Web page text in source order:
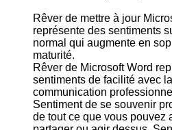
Rêver de mettre à jour
représente des sentiments
normal qui augmente en
maturité.
Rêver de Microsoft Word
sentiments de facilité avec
communication
Sentiment de se souvenir
de tout ce que vous pouvez